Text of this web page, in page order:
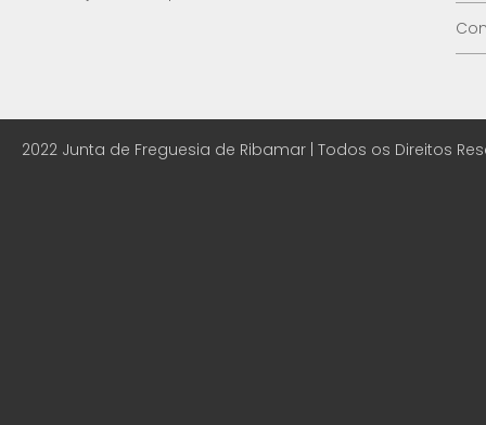
2022 Junta de Freguesia de Ribamar | Todos os Direitos